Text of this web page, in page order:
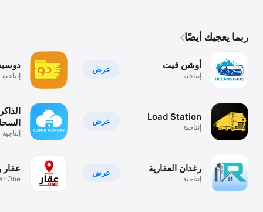
ربما يعجبك أيضًا
عرض أوشن قيت
إنتاجية
عرض Load Station
إنتاجية
عرض رغدان العقارية
إنتاجية
إنتاجية
إنتاجية
عقار
One